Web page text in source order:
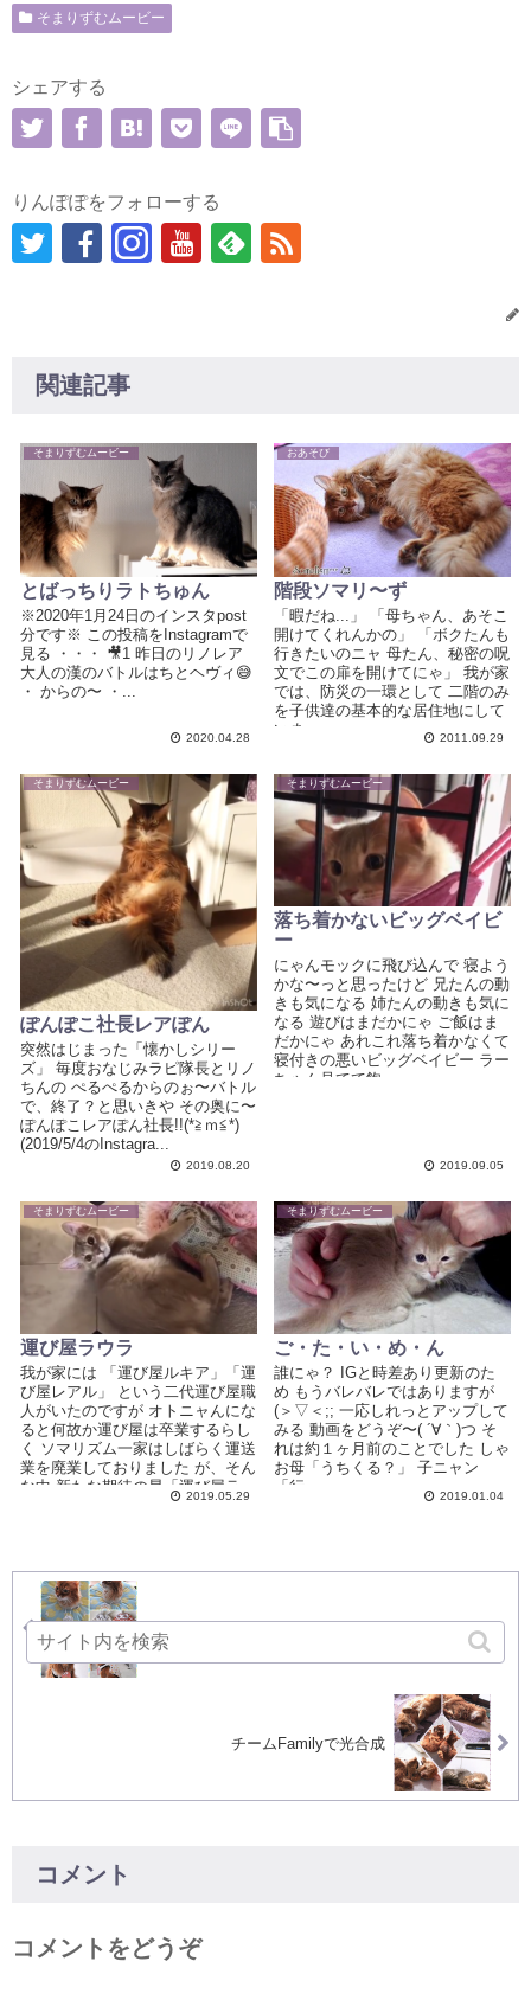
そまりずむムービー
シェアする
りんぽぽをフォローする
関連記事
そまりずむムービー
とばっちりラトちゅん
※2020年1月24日のインスタpost
分です※ この投稿をInstagramで
見る ・・・ 🎥1 昨日のリノレア
大人の漢のバトルはちとヘヴィ😅
・ からの〜 ・...
2020.04.28
おあそび
階段ソマリ〜ず
「暇だね...」 「母ちゃん、あそこ
開けてくれんかの」 「ボクたんも
行きたいのニャ 母たん、秘密の呪
文でこの扉を開けてにゃ」 我が家
では、防災の一環として 二階のみ
を子供達の基本的な居住地にして
いま...
2011.09.29
そまりずむムービー
ぽんぽこ社長レアぽん
突然はじまった「懐かしシリー
ズ」 毎度おなじみラピ隊長とリノ
ちんの ぺるぺるからのぉ〜バトル
で、終了？と思いきや その奥に〜
ぽんぽこレアぽん社長!!(*≧ｍ≦*)
(2019/5/4のInstagra...
2019.08.20
そまりずむムービー
落ち着かないビッグベイビ
ー
にゃんモックに飛び込んで 寝よう
かな〜っと思ったけど 兄たんの動
きも気になる 姉たんの動きも気に
なる 遊びはまだかにゃ ご飯はま
だかにゃ あれこれ落ち着かなくて
寝付きの悪いビッグベイビー ラー
ちゃん見てて飽...
2019.09.05
そまりずむムービー
運び屋ラウラ
我が家には 「運び屋ルキア」「運
び屋レアル」 という二代運び屋職
人がいたのですが オトニャんにな
ると何故か運び屋は卒業するらし
く ソマリズム一家はしばらく運送
業を廃業しておりました が、そん
な中 新たな期待の星「運び屋ラ...
2019.05.29
そまりずむムービー
ご・た・い・め・ん
誰にゃ？ IGと時差あり更新のた
め もうバレバレではありますが
(＞▽＜;; 一応しれっとアップして
みる 動画をどうぞ〜( ´∀｀)つ そ
れは約１ヶ月前のことでした しゃ
お母「うちくる？」 子ニャン
「行...
2019.01.04
ラピルキお揃いのお守り
チームFamilyで光合成
コメント
コメントをどうぞ